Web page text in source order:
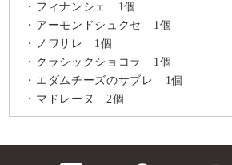
・フィナンシェ 1個
・アーモンドシュクセ 1個
・ノワサレ 1個
・クラシックショコラ 1個
・エダムチーズのサブレ 1個
・マドレーヌ 2個